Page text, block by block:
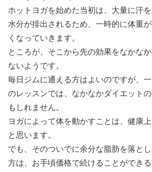
ホットヨガを始めた当初は、大量に汗
水分が排出されるため、一時的に体重
くなっていきます。
ところが、そこから先の効果をなかな
ないようです。
毎日ジムに通える方はよいのですが、
のレッスンでは、なかなかダイエット
もしれません。
ヨガによって体を動かすことは、健康
と思います。
でも、そのついでに余分な脂肪を落と
方は、お手頃価格で続けることができ